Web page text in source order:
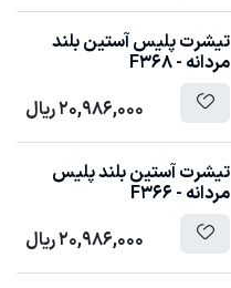
تیشرت پلیس آستین بلند
مردانه - F368
20,986,000ریال
تیشرت آستین بلند پلیس
مردانه - F366
20,986,000ریال